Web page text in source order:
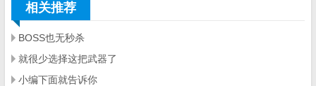
相关推荐
BOSS也无秒杀
就很少选择这把武器了
小编下面就告诉你